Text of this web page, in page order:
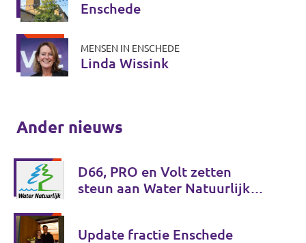
Enschede
MENSEN IN ENSCHEDE
Linda Wissink
Ander nieuws
D66, PRO en Volt zetten
steun aan Water Natuurlijk
Update fractie Enschede